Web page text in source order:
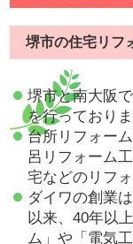
堺市の住宅リフ
堺市と南大阪
を行っておりま
台所リフォー
呂リフォーム
宅などのリフ
ダイワの創業
以来、40年以
ム」や「電気